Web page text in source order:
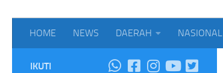
HOME NEWS DAERAH NASIONAL
IKUTI